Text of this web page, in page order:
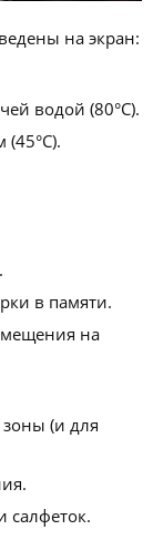
на экран:
водой (80°C).
в памяти.
на
(и для
салфеток.